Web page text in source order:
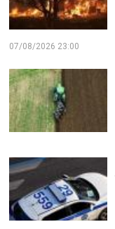
07/08/2026 23:00